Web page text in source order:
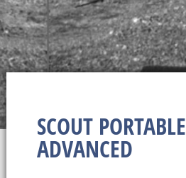
SCOUT PORTABLE
ADVANCED